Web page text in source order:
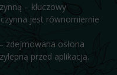
– kluczowy
jest równomiernie
zdejmowana osłona
przed aplikacją.